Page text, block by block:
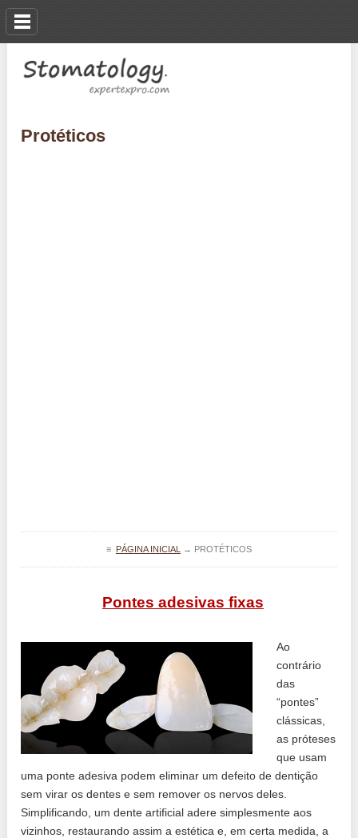
Protéticos
≡ PÁGINA INICIAL → PROTÉTICOS
Pontes adesivas fixas
Ao
contrário
das
“pontes”
clássicas,
as próteses
que usam
uma ponte adesiva podem eliminar um defeito de dentição
sem virar os dentes e sem remover os nervos deles.
Simplificando, um dente artificial adere simplesmente aos
vizinhos, restaurando assim a estética e, em certa medida, a